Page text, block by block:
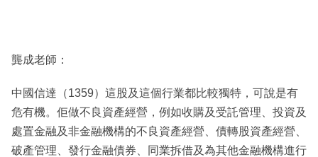
龔成老師：
中國信達（1359）這股及這個行業都比較獨特，可說是有
危有機。佢做不良資產經營，例如收購及受託管理、投資及
處置金融及非金融機構的不良資產經營、債轉股資產經營、
破產管理、發行金融債券、同業拆借及為其他金融機構進行